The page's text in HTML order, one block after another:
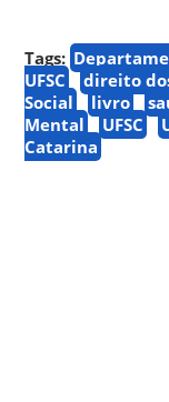
Tags:
UFSC
direito
Social
livro
Mental
UFSC
Catarina